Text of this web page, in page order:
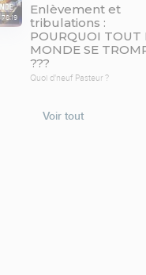
78:19
Enlèvement et
tribulations :
POURQUOI TOUT
MONDE SE
???
Quoi d'neuf Pasteur ?
Voir tout